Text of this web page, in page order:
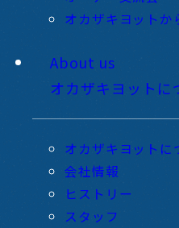
オカザキヨットか
About us
オカザキヨットに
オカザキヨットに
会社情報
ヒストリー
スタッフ